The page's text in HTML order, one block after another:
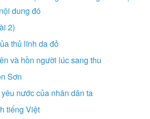
dung đó
2)
thủ lĩnh da đỏ
và hồn người lúc sang thu
Sơn
nước của nhân dân ta
tiếng Việt